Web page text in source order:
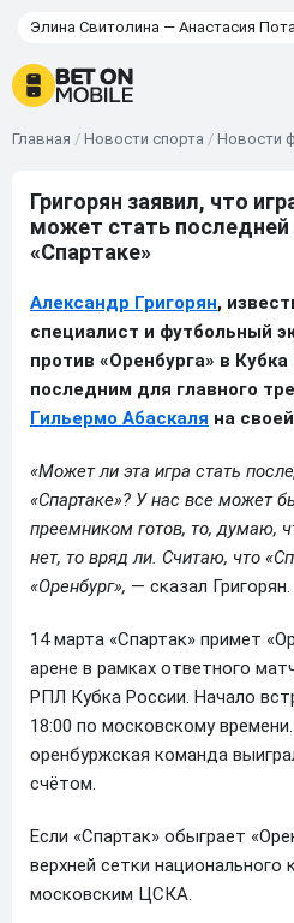
Элина Свитолина — Анастасия
Главная / Новости спорта / Новости
Григорян заявил, что
может стать последней
«Спартаке»
Александр Григорян,
специалист и футбольный
против «Оренбурга» в
последним для главного
Гильермо Абаскаля на
«Может ли эта игра стать
«Спартаке»? У нас все может
преемником готов, то, думаю,
нет, то вряд ли. Считаю, что
«Оренбург», — сказал Григорян.
14 марта «Спартак» примет
арене в рамках ответного
РПЛ Кубка России. Начало
18:00 по московскому
оренбуржская команда
счётом.
Если «Спартак» обыграет
верхней сетки национального
московским ЦСКА.